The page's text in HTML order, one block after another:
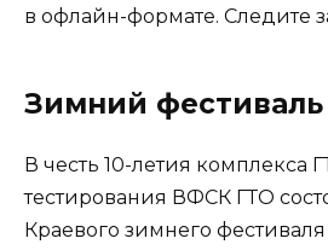
в офлайн-формате. Следите
Зимний фестиваль
В честь 10-летия комплекса
тестирования ВФСК ГТО
Краевого зимнего